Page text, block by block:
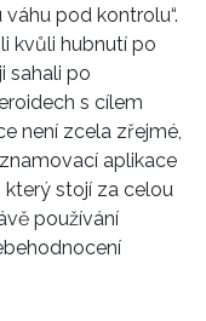
pod kontrolu“.
kvůli hubnutí po
sahali po
s cílem
není zcela zřejmé,
aplikace
který stojí za celou
používání